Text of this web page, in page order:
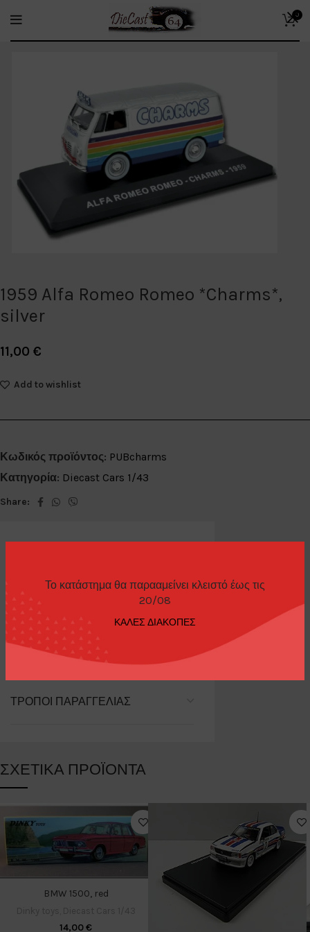
Το κατάστημα θα παρααμείνει κλειστό έως τις
20/08
ΚΑΛΕΣ ΔΙΑΚΟΠΕΣ
0
1959 Alfa Romeo Romeo *Charms*,
silver
11,00 €
Add to wishlist
Κωδικός προϊόντος: PUBcharms
Κατηγορία: Diecast Cars 1/43
Share:
ΕΠΙΠΛΈΟΝ ΠΛΗΡΟΦΟΡΊΕΣ
Car Brand
ΤΡΌΠΟΙ ΠΑΡΑΓΓΕΛΊΑΣ
ΣΧΕΤΙΚΆ ΠΡΟΪΌΝΤΑ
BMW 1500, red
14,00€